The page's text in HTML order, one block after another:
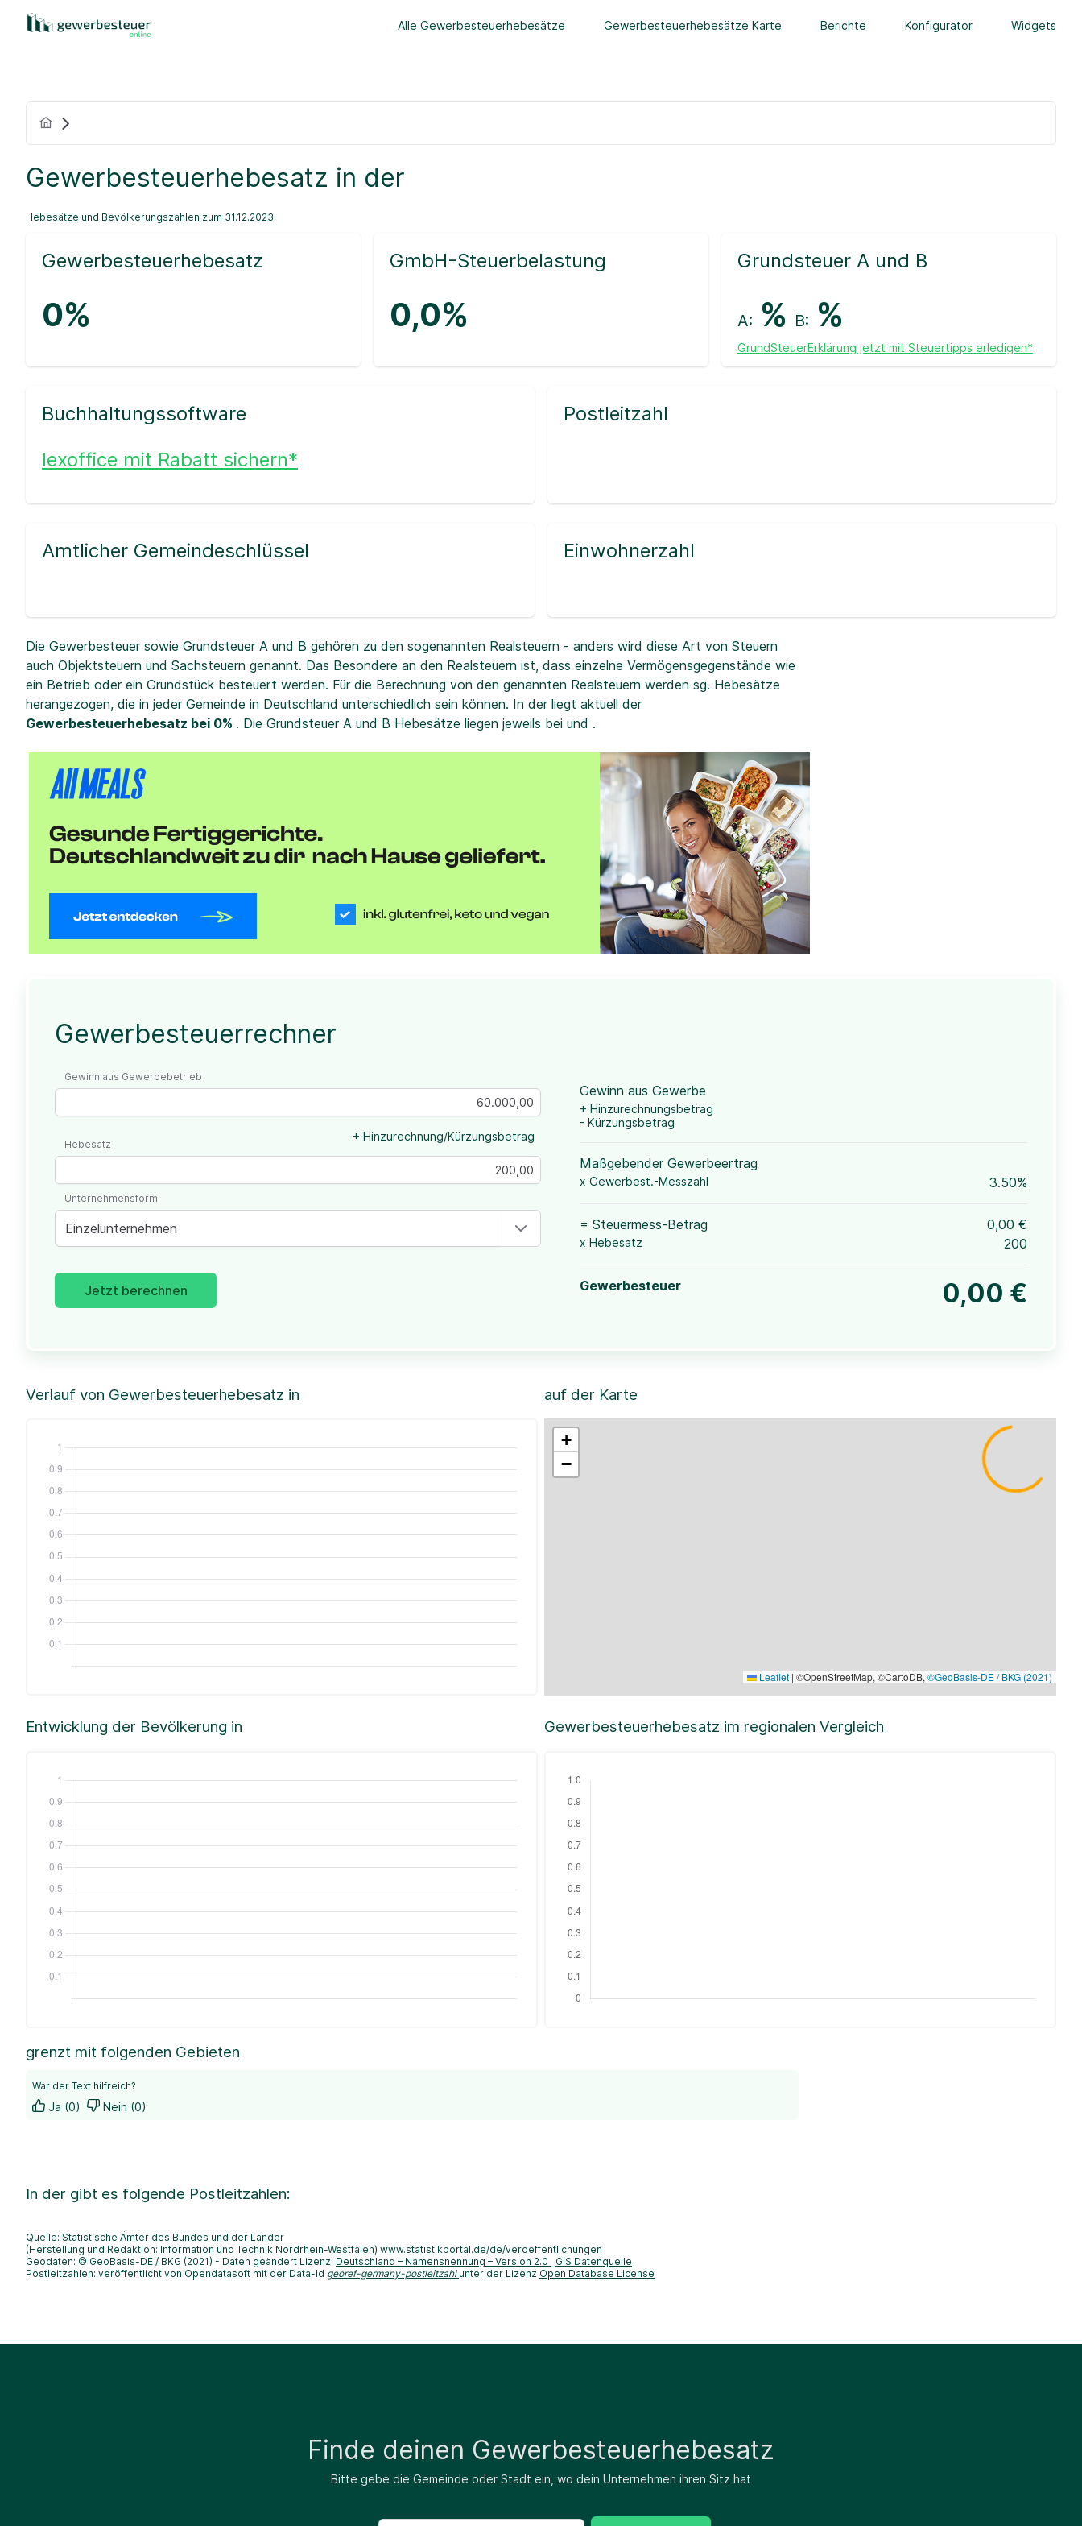
Alle Gewerbesteuerhebesätze Gewerbesteuerhebesätze Karte Berichte Konfigurator Widgets
Gewerbesteuerhebesatz in der
Hebesätze und Bevölkerungszahlen zum 31.12.2023
Gewerbesteuerhebesatz
0%
GmbH-Steuerbelastung
0,0%
Grundsteuer A und B
A: % B: %
GrundSteuerErklärung jetzt mit Steuertipps erledigen*
Buchhaltungssoftware
lexoffice mit Rabatt sichern*
Postleitzahl
Amtlicher Gemeindeschlüssel Einwohnerzahl
Die Gewerbesteuer sowie Grundsteuer A und B gehören zu den sogenannten Realsteuern - anders wird diese Art von Steuern
auch Objektsteuern und Sachsteuern genannt. Das Besondere an den Realsteuern ist, dass einzelne Vermögensgegenstände wie
ein Betrieb oder ein Grundstück besteuert werden. Für die Berechnung von den genannten Realsteuern werden sg. Hebesätze
herangezogen, die in jeder Gemeinde in Deutschland unterschiedlich sein können. In der liegt aktuell der
Gewerbesteuerhebesatz bei 0% . Die Grundsteuer A und B Hebesätze liegen jeweils bei und .
Gewerbesteuerrechner
Gewinn aus Gewerbebetrieb
+ Hinzurechnung/Kürzungsbetrag
Hebesatz
Einzelunternehmen
Unternehmensform
Jetzt berechnen
Gewinn aus Gewerbe
+ Hinzurechnungsbetrag
- Kürzungsbetrag
Maßgebender Gewerbeertrag
x Gewerbest.-Messzahl 3.50%
= Steuermess-Betrag 0,00 €
x Hebesatz 200
Gewerbesteuer 0,00 €
Verlauf von Gewerbesteuerhebesatz in auf der Karte
+
−
Leaflet | ©OpenStreetMap, ©CartoDB, ©GeoBasis-DE / BKG (2021)
Entwicklung der Bevölkerung in Gewerbesteuerhebesatz im regionalen Vergleich
grenzt mit folgenden Gebieten
War der Text hilfreich?
Ja (0) Nein (0)
In der gibt es folgende Postleitzahlen:
Quelle: Statistische Ämter des Bundes und der Länder
(Herstellung und Redaktion: Information und Technik Nordrhein-Westfalen) www.statistikportal.de/de/veroeffentlichungen
Geodaten: © GeoBasis-DE / BKG (2021) - Daten geändert Lizenz: Deutschland – Namensnennung – Version 2.0
GIS Datenquelle
Postleitzahlen: veröffentlicht von Opendatasoft mit der Data-Id georef-germany-postleitzahl unter der Lizenz Open Database License
Finde deinen Gewerbesteuerhebesatz
Bitte gebe die Gemeinde oder Stadt ein, wo dein Unternehmen ihren Sitz hat